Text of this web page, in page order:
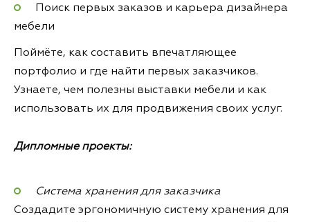
Поиск первых заказов и карьера дизайнера
мебели
Поймёте, как составить впечатляющее
портфолио и где найти первых заказчиков.
Узнаете, чем полезны выставки мебели и как
использовать их для продвижения своих услуг.
Дипломные проекты:
Система хранения для заказчика
Создадите эргономичную систему хранения для